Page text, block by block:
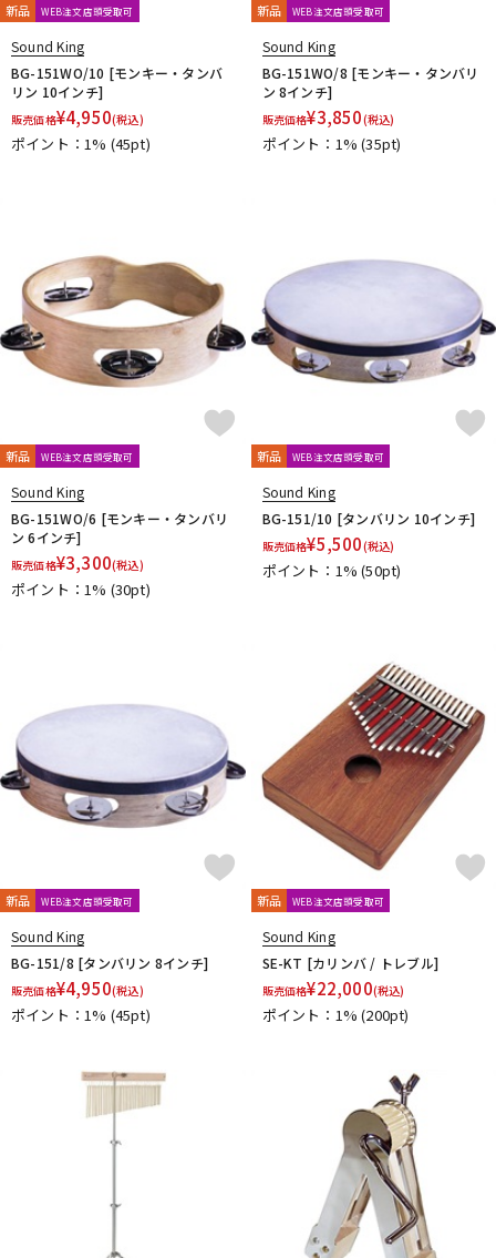
新品 WEB注文店頭受取可
Sound King
BG-151WO/10 [モンキー・タンバ
リン 10インチ]
販売価格¥4,950(税込)
ポイント：1% (45pt)
新品 WEB注文店頭受取可
Sound King
BG-151WO/8 [モンキー・タンバリ
ン 8インチ]
販売価格¥3,850(税込)
ポイント：1%(35pt)
新品 WEB注文店頭受取可
Sound King
BG-151WO/6 [モンキー・タンバリ
ン 6インチ]
販売価格¥3,300(税込)
ポイント：1% (30pt)
新品 WEB注文店頭受取可
Sound King
BG-151/10 [タンバリン 10インチ]
販売価格¥5,500(税込)
ポイント：1%(50pt)
新品 WEB注文店頭受取可
Sound King
BG-151/8 [タンバリン 8インチ]
販売価格¥4,950(税込)
ポイント：1% (45pt)
新品 WEB注文店頭受取可
Sound King
SE-KT [カリンバ / トレブル]
販売価格¥22,000(税込)
ポイント：1%(200pt)